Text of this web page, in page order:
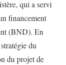
qui a servi
financement
(BND). En
du
du projet de